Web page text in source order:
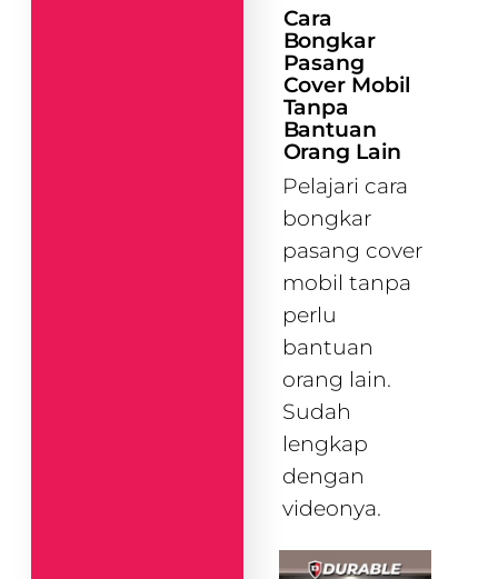
Cara
Bongkar
Pasang
Cover Mobil
Tanpa
Bantuan
Orang Lain
Pelajari cara
bongkar
pasang cover
mobil tanpa
perlu
bantuan
orang lain.
Sudah
lengkap
dengan
videonya.